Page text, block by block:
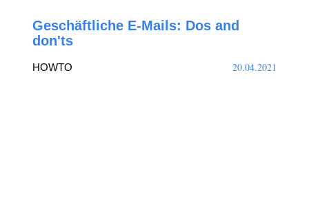
Geschäftliche E-Mails: Dos and
don'ts
HOWTO 20.04.2021